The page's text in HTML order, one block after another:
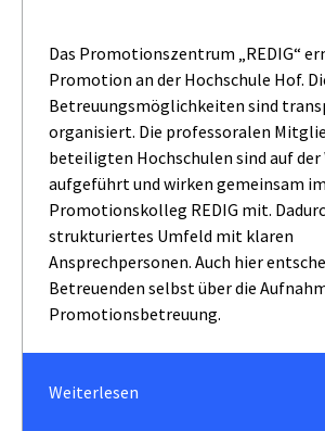
Das Promotionszentrum „REDIG“
Promotion an der Hochschule Hof.
Betreuungsmöglichkeiten sind
organisiert. Die professoralen
beteiligten Hochschulen sind auf der
aufgeführt und wirken gemeinsam im
Promotionskolleg REDIG mit.
strukturiertes Umfeld mit klaren
Ansprechpersonen. Auch hier
Betreuenden selbst über die
Promotionsbetreuung.
Weiterlesen